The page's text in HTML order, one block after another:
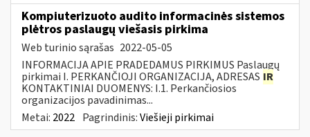
Kompiuterizuoto audito informacinės sistemos
plėtros paslaugų viešasis pirkima
Web turinio sąrašas 2022-05-05
INFORMACIJA APIE PRADEDAMUS PIRKIMUS Paslaugų
pirkimai I. PERKANČIOJI ORGANIZACIJA, ADRESAS IR
KONTAKTINIAI DUOMENYS: I.1. Perkančiosios
organizacijos pavadinimas...
Metai: 2022 Pagrindinis:Viešieji pirkimai